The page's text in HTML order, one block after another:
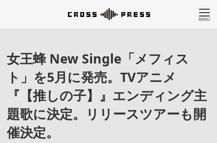
MENU
女王蜂 New Single「メフィス
ト」を5月に発売。TVアニメ
『【推しの子】』エンディング主
題歌に決定。リリースツアーも開
催決定。